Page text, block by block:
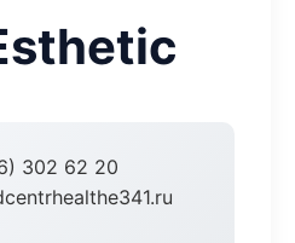
302 62 20